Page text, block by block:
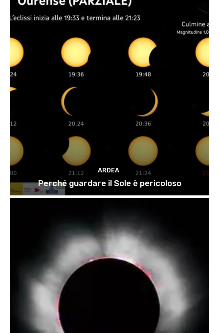
ARDEA
Perché guardare il Sole è pericoloso